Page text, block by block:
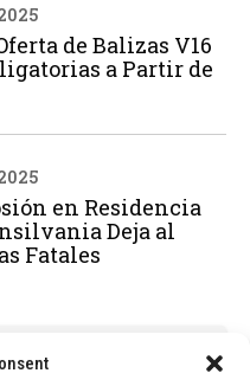
de Balizas V16
a Partir de
en Residencia
Deja al
Fatales